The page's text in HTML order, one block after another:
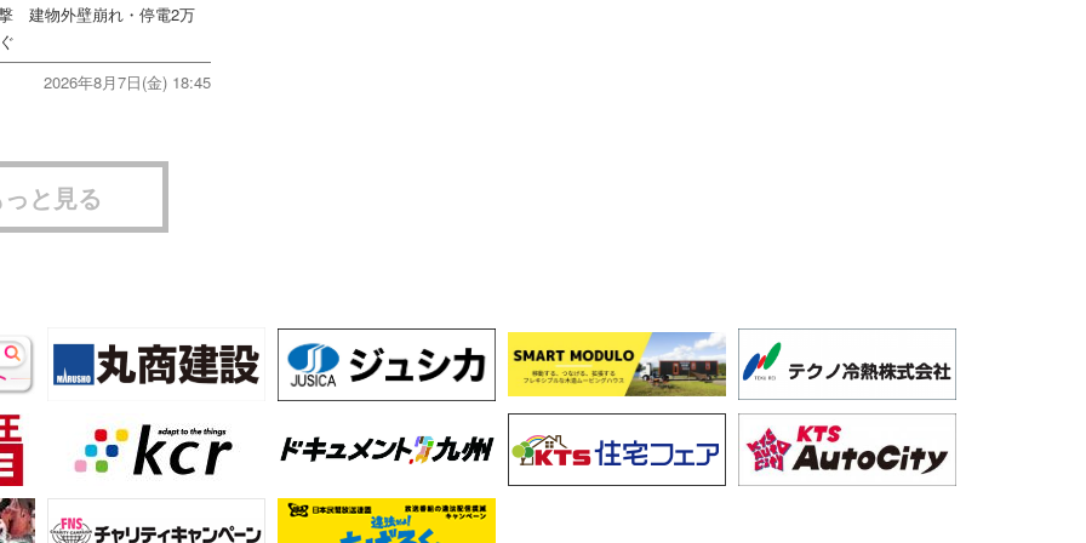
建物外壁崩れ・停電2万
2026年8月7日(金) 18:45
と見る